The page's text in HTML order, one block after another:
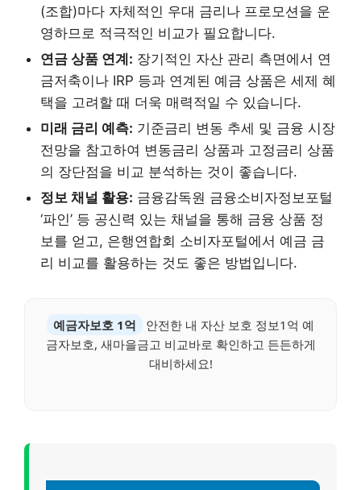
(조합)마다 자체적인 우대 금리나 프로모션을 운
영하므로 적극적인 비교가 필요합니다.
연금 상품 연계: 장기적인 자산 관리 측면에서 연
금저축이나 IRP 등과 연계된 예금 상품은 세제 혜
택을 고려할 때 더욱 매력적일 수 있습니다.
미래 금리 예측: 기준금리 변동 추세 및 금융 시장
전망을 참고하여 변동금리 상품과 고정금리 상품
의 장단점을 비교 분석하는 것이 좋습니다.
정보 채널 활용: 금융감독원 금융소비자정보포털
‘파인’ 등 공신력 있는 채널을 통해 금융 상품 정
보를 얻고, 은행연합회 소비자포털에서 예금 금
리 비교를 활용하는 것도 좋은 방법입니다.
예금자보호 1억
안전한 내 자산 보호 정보1억 예
금자보호, 새마을금고 비교바로 확인하고 든든하게
대비하세요!